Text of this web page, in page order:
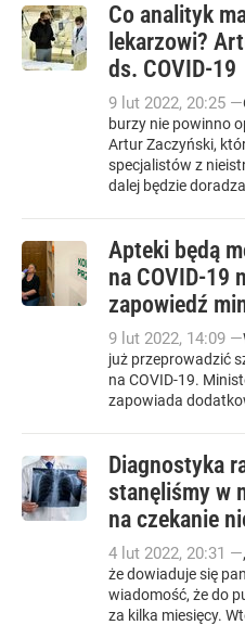
Co analityk
lekarzowi?
ds. COVID-19
9 lut 2022, 20:25 —
burzy nie powinno
Artur Zaczyński,
specjalistów z
dalej będzie
Apteki będą
na COVID-19
zapowiedź
9 lut 2022, 14:09 —
już przeprowadzić
na COVID-19.
zapowiada
Diagnostyka
stanęliśmy w
na czekanie
4 lut 2022, 20:31 —
że dowiaduje się
wiadomość, że do
za kilka miesięcy.